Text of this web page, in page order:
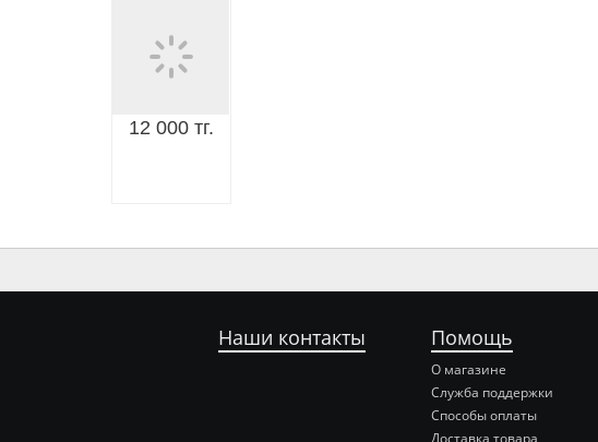
12 000 тг.
Наши контакты Помощь
О магазине
Служба поддержки
Способы оплаты
Доставка товара